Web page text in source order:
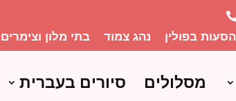
הסעות בפולין נהג צמוד בתי מלון וצימרים
מסלולים סיורים בעברית